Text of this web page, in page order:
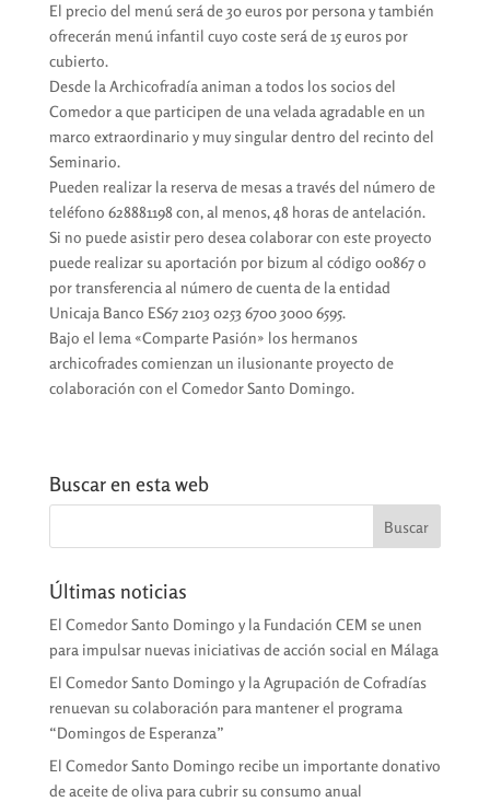
El precio del menú será de 30 euros por persona y también
ofrecerán menú infantil cuyo coste será de 15 euros por
cubierto.
Desde la Archicofradía animan a todos los socios del
Comedor a que participen de una velada agradable en un
marco extraordinario y muy singular dentro del recinto del
Seminario.
Pueden realizar la reserva de mesas a través del número de
teléfono 628881198 con, al menos, 48 horas de antelación.
Si no puede asistir pero desea colaborar con este proyecto
puede realizar su aportación por bizum al código 00867 o
por transferencia al número de cuenta de la entidad
Unicaja Banco ES67 2103 0253 6700 3000 6595.
Bajo el lema «Comparte Pasión» los hermanos
archicofrades comienzan un ilusionante proyecto de
colaboración con el Comedor Santo Domingo.
Buscar en esta web
Últimas noticias
El Comedor Santo Domingo y la Fundación CEM se unen
para impulsar nuevas iniciativas de acción social en Málaga
El Comedor Santo Domingo y la Agrupación de Cofradías
renuevan su colaboración para mantener el programa
“Domingos de Esperanza”
El Comedor Santo Domingo recibe un importante donativo
de aceite de oliva para cubrir su consumo anual